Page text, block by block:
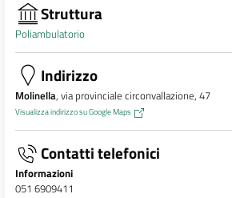
Struttura
Poliambulatorio
Indirizzo
Molinella, via provinciale circonvallazione, 47
Visualizza indirizzo su Google Maps
Contatti telefonici
Informazioni
051 6909411